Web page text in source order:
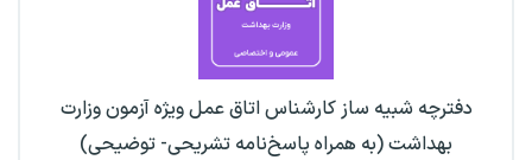
دفترچه شبیه ساز کارشناس اتاق عمل ویژه آزمون وزارت
بهداشت (به همراه پاسخ‌نامه تشریحی- توضیحی)